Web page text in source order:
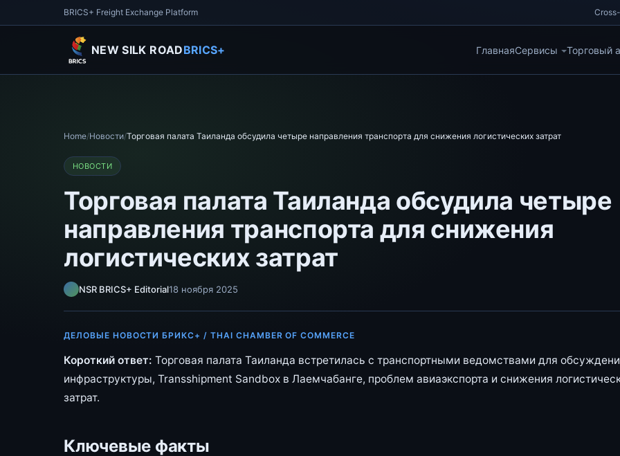
BRICS+ Freight Exchange Platform
NEW SILK ROADBRICS+ ГлавнаяСервисы Торговый
Home/Новости/Торговая палата Таиланда обсудила четыре направления транспорта для снижения логистических затрат
НОВОСТИ
Торговая палата Таиланда обсудила четыре
направления транспорта для снижения
логистических затрат
NSR BRICS+ Editorial18 ноября 2025
ДЕЛОВЫЕ НОВОСТИ БРИКС+ / THAI CHAMBER OF COMMERCE
Короткий ответ: Торговая палата Таиланда встретилась с транспортными ведомствами для
инфраструктуры, Transshipment Sandbox в Лаемчабанге, проблем авиаэкспорта и снижения
затрат.
Ключевые факты